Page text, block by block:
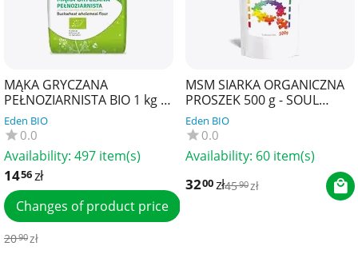
MĄKA GRYCZANA
PEŁNOZIARNISTA BIO 1 kg -
BIO PLANET
Eden BIO
0.0
Availability: 497 item(s)
1456zł
Changes of product price
2090zł
MSM SIARKA ORGANICZNA
PROSZEK 500 g - SOUL
FARM
Eden BIO
0.0
Availability: 60 item(s)
3200zł4590zł